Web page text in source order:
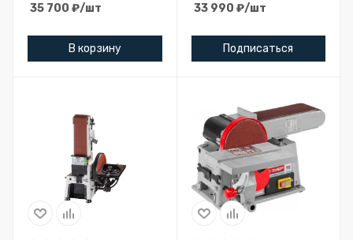
35 700 ₽/шт
В корзину
33 990 ₽/шт
Подписаться